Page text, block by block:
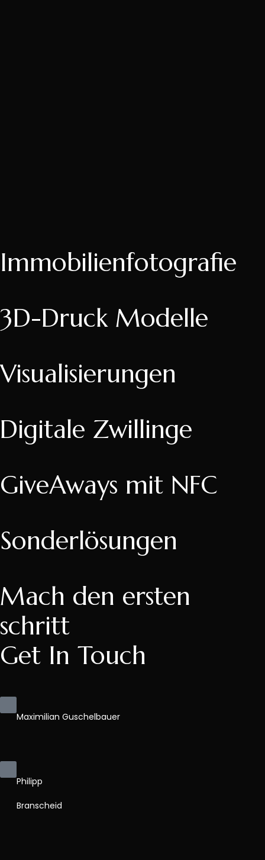
Immobilienfotografie
3D-Druck Modelle
Visualisierungen
Digitale Zwillinge
GiveAways mit NFC
Sonderlösungen
Mach den ersten
schritt
Get In Touch
Maximilian Guschelbauer
Philipp
Branscheid